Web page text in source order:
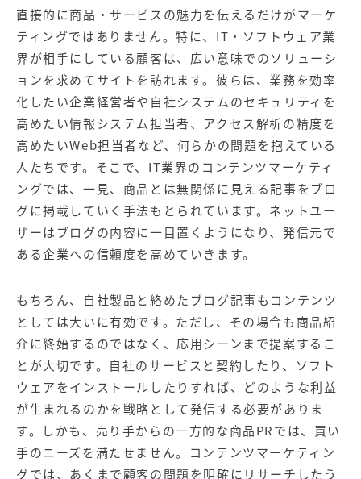
直接的に商品・サービスの魅力を伝えるだけがマーケ
ティングではありません。特に、IT・ソフトウェア業
界が相手にしている顧客は、広い意味でのソリューシ
ョンを求めてサイトを訪れます。彼らは、業務を効率
化したい企業経営者や自社システムのセキュリティを
高めたい情報システム担当者、アクセス解析の精度を
高めたいWeb担当者など、何らかの問題を抱えている
人たちです。そこで、IT業界のコンテンツマーケティ
ングでは、一見、商品とは無関係に見える記事をブロ
グに掲載していく手法もとられています。ネットユー
ザーはブログの内容に一目置くようになり、発信元で
ある企業への信頼度を高めていきます。
もちろん、自社製品と絡めたブログ記事もコンテンツ
としては大いに有効です。ただし、その場合も商品紹
介に終始するのではなく、応用シーンまで提案するこ
とが大切です。自社のサービスと契約したり、ソフト
ウェアをインストールしたりすれば、どのような利益
が生まれるのかを戦略として発信する必要がありま
す。しかも、売り手からの一方的な商品PRでは、買い
手のニーズを満たせません。コンテンツマーケティン
グでは、あくまで顧客の問題を明確にリサーチしたう